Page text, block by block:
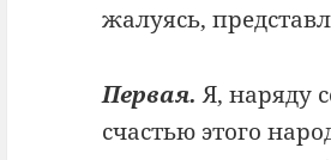
жалуясь,
Первая. Я, наряду
счастью этого